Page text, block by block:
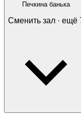
Печкина банька
Сменить зал · ещё